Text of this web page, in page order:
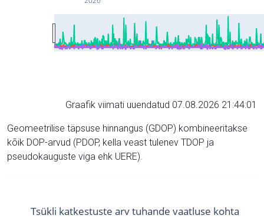
Graafik viimati uuendatud 07.08.2026 21:44:01
Geomeetrilise täpsuse hinnangus (GDOP) kombineeritakse
kõik DOP-arvud (PDOP, kella veast tulenev TDOP ja
pseudokauguste viga ehk UERE).
Tsükli katkestuste arv tuhande vaatluse kohta